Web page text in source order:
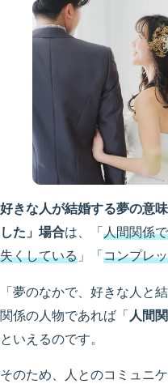
好きな人が結婚する夢の意
した」場合は、「人間関係
失くしている 」「コンプレ
「夢のなかで、好きな人と
関係の人物であれば「 人間
といえるのです。
そのため、人とのコミュニ